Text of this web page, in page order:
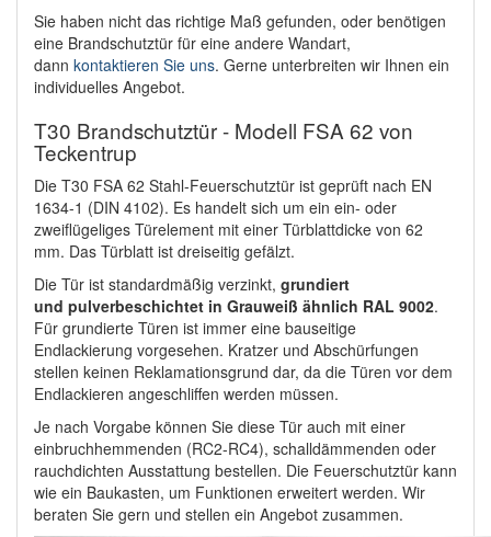
Sie haben nicht das richtige Maß gefunden, oder benötigen
eine Brandschutztür für eine andere Wandart,
dann kontaktieren Sie uns. Gerne unterbreiten wir Ihnen ein
individuelles Angebot.
T30 Brandschutztür - Modell FSA 62 von
Teckentrup
Die T30 FSA 62 Stahl-Feuerschutztür ist geprüft nach EN
1634-1 (DIN 4102). Es handelt sich um ein ein- oder
zweiflügeliges Türelement mit einer Türblattdicke von 62
mm. Das Türblatt ist dreiseitig gefälzt.
Die Tür ist standardmäßig verzinkt, grundiert
und pulverbeschichtet in Grauweiß ähnlich RAL 9002.
Für grundierte Türen ist immer eine bauseitige
Endlackierung vorgesehen. Kratzer und Abschürfungen
stellen keinen Reklamationsgrund dar, da die Türen vor dem
Endlackieren angeschliffen werden müssen.
Je nach Vorgabe können Sie diese Tür auch mit einer
einbruchhemmenden (RC2-RC4), schalldämmenden oder
rauchdichten Ausstattung bestellen. Die Feuerschutztür kann
wie ein Baukasten, um Funktionen erweitert werden. Wir
beraten Sie gern und stellen ein Angebot zusammen.